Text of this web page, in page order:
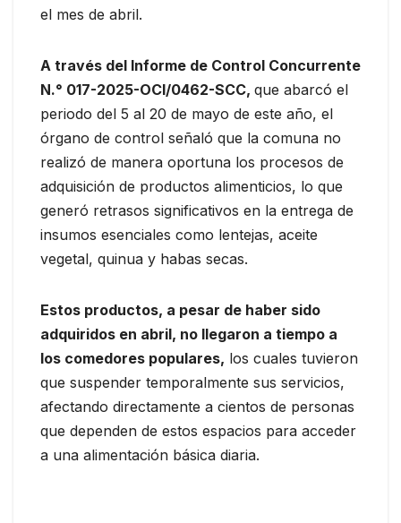
el mes de abril.
A través del Informe de Control Concurrente
N.° 017-2025-OCI/0462-SCC, que abarcó el
periodo del 5 al 20 de mayo de este año, el
órgano de control señaló que la comuna no
realizó de manera oportuna los procesos de
adquisición de productos alimenticios, lo que
generó retrasos significativos en la entrega de
insumos esenciales como lentejas, aceite
vegetal, quinua y habas secas.
Estos productos, a pesar de haber sido
adquiridos en abril, no llegaron a tiempo a
los comedores populares, los cuales tuvieron
que suspender temporalmente sus servicios,
afectando directamente a cientos de personas
que dependen de estos espacios para acceder
a una alimentación básica diaria.